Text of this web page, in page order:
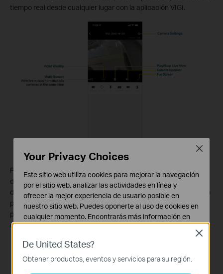
tiempo real desde cualquier lugar con la aplicación VIGI.
Puede ajustar la visualización en vivo en la página Control de
dispositivos. Pulse Más configuraciones en la página Mis
dispositivos o pulse el ícono de ajustes en la página Vista en vivo
para ingresar a la página Configuración del dispositivo. En la
página Control de dispositivos, puede cambiar la configuración
de su cámara para satisfacer diversas necesidades.
De United States?
Obtener productos, eventos y servicios para su región.
Close
Your Privacy Choices
Este sitio web utiliza cookies para mejorar la navegación
por el sitio web, analizar las actividades en línea y
ofrecer la mejor experiencia de usuario posible en
nuestro sitio web. Puedes oponerte al uso de cookies en
cualquier momento. Encontrarás más información en
Cookies Básicas
Estas cookies son necesarias para el funcionamiento
del sitio web y no pueden desactivarse en tu sistema.
Close